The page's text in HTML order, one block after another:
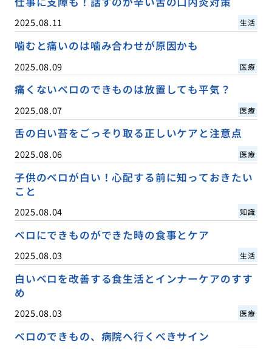
2025.08.11 生活
噛むと痛いのは噛み合わせが原因かも
2025.08.09 医療
痛くないベロのできものは放置しても平気？
2025.08.07 医療
舌の白い苔をごっそり取る正しいケアと注意点
2025.08.06 医療
子供のベロが白い！心配する前に知っておきたい
こと
2025.08.04 知識
ベロにできものができた時の食事とケア
2025.08.03 生活
白いベロを改善する食生活とインナーケアのすす
め
2025.08.03 医療
ベロのできもの、病院へ行くべきサイン